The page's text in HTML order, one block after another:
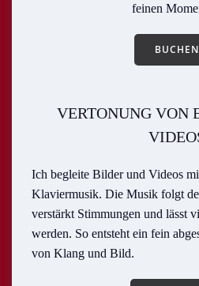
feinen
BUCHEN
VERTONUNG VON
Ich begleite Bilder und Videos
Klaviermusik. Die Musik folgt
verstärkt Stimmungen und lässt
werden. So entsteht ein fein
von Klang und Bild.